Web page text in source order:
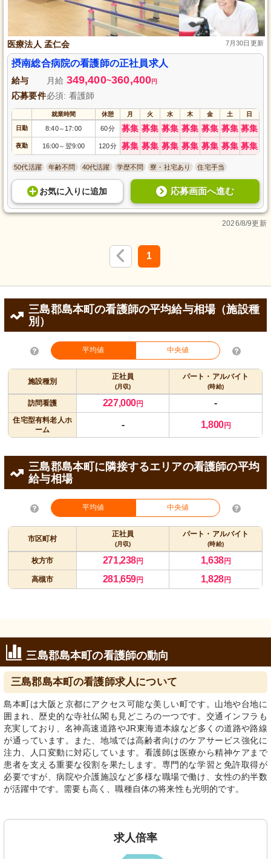
医療法人 孟仁会 7月30日更新
摂南総合病院の看護師の正社員求人
給与 月給 349,400~360,400円
応募要件必須: 看護師
就業時間 休憩 月 火 水 木 金 土 日
日勤 8:40～ 17:00 60分 募集 募集 募集 募集 募集 募集 募集
夜勤 16:00～ 翌9:00 120分 募集 募集 募集 募集 募集 募集 募集
50代活躍 年齢不問 40代活躍 学歴不問 寮・社宅あり 住宅手当
お気に入り に追加 応募画面へ進む
2026/8/9更新
1
三島郡島本町の看護師の平均給与相場（施設種
別）
平均値 中央値
施設種別
正社員
(月収)
パート・アルバイト
(時給)
訪問看護 227,000円 -
住宅型有料老人ホ
ーム
- 1,800円
三島郡島本町に隣接するエリアの看護師の平均
給与相場
平均値 中央値
市区町村
正社員
(月収)
パート・アルバイト
(時給)
枚方市 271,238円 1,638円
高槻市 281,659円 1,828円
三島郡島本町の看護師の動向
三島郡島本町の看護師求人について
島本町は大阪と京都にアクセス可能な美しい町です。山地や台地に
囲まれ、歴史的な寺社仏閣も見どころの一つです。交通インフラも
充実しており、名神高速道路やJR東海道本線など多くの道路や路線
が通っています。また、地域では高齢者向けのケアサービス強化に
注力、人口変動に対応しています。看護師は医療から精神ケアまで
患者を支える重要な役割を果たします。専門的な学習と免許取得が
必要ですが、病院や介護施設など多様な職場で働け、女性の約半数
が活躍中です。需要も高く、職種自体の将来性も光明的です。
求人倍率